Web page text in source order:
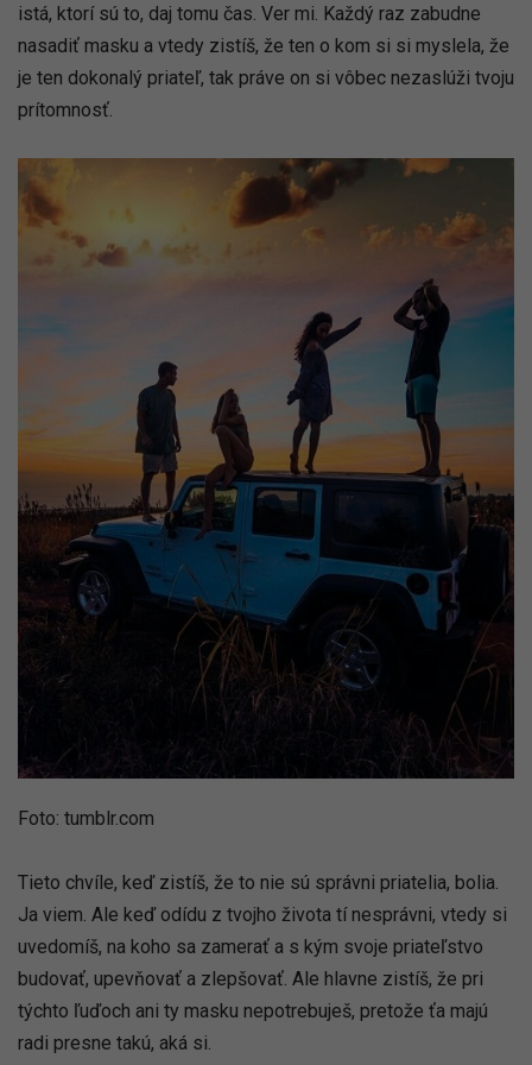
istá, ktorí sú to, daj tomu čas. Ver mi. Každý raz zabudne
nasadiť masku a vtedy zistíš, že ten o kom si si myslela, že
je ten dokonalý priateľ, tak práve on si vôbec nezaslúži tvoju
prítomnosť.
Foto: tumblr.com
Tieto chvíle, keď zistíš, že to nie sú správni priatelia, bolia.
Ja viem. Ale keď odídu z tvojho života tí nesprávni, vtedy si
uvedomíš, na koho sa zamerať a s kým svoje priateľstvo
budovať, upevňovať a zlepšovať. Ale hlavne zistíš, že pri
týchto ľuďoch ani ty masku nepotrebuješ, pretože ťa majú
radi presne takú, aká si.